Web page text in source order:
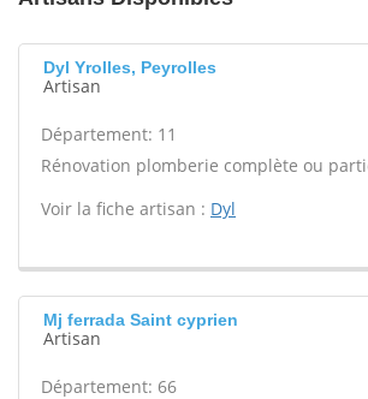
Dyl Yrolles, Peyrolles
Artisan
Département: 11
Rénovation plomberie complète ou
Voir la fiche artisan : Dyl
Mj ferrada Saint cyprien
Artisan
Département: 66